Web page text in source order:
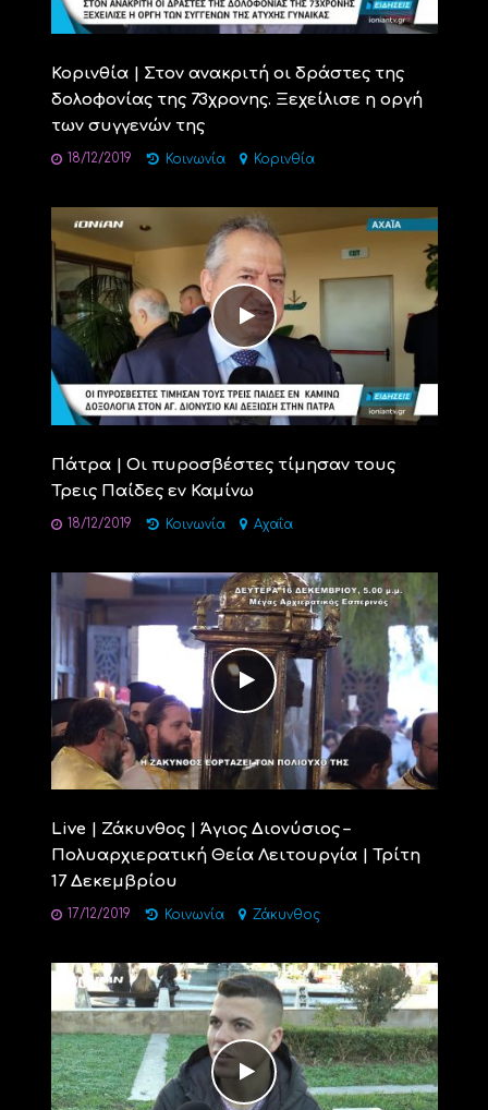
Κορινθία | Στον ανακριτή οι δράστες της
δολοφονίας της 73χρονης. Ξεχείλισε η οργή
των συγγενών της
18/12/2019 Κοινωνία Κορινθία
Πάτρα | Οι πυροσβέστες τίμησαν τους
Τρεις Παίδες εν Καμίνω
18/12/2019 Κοινωνία Αχαΐα
Live | Ζάκυνθος | Άγιος Διονύσιος –
Πολυαρχιερατική Θεία Λειτουργία | Τρίτη
17 Δεκεμβρίου
17/12/2019 Κοινωνία Ζάκυνθος